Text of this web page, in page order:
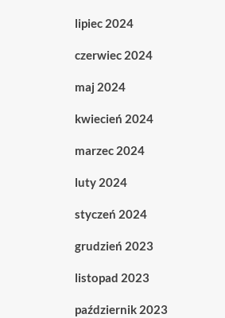
lipiec 2024
czerwiec 2024
maj 2024
kwiecień 2024
marzec 2024
luty 2024
styczeń 2024
grudzień 2023
listopad 2023
październik 2023